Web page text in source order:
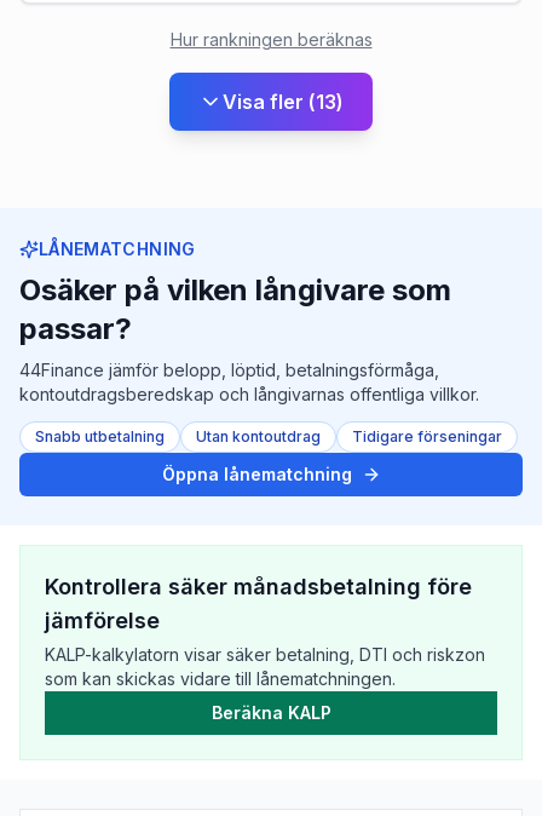
Hur rankningen beräknas
Visa fler (13)
LÅNEMATCHNING
Osäker på vilken långivare som
passar?
44Finance jämför belopp, löptid, betalningsförmåga,
kontoutdragsberedskap och långivarnas offentliga villkor.
Snabb utbetalning Utan kontoutdrag Tidigare förseningar
Öppna lånematchning
Kontrollera säker månadsbetalning före
jämförelse
KALP-kalkylatorn visar säker betalning, DTI och riskzon
som kan skickas vidare till lånematchningen.
Beräkna KALP